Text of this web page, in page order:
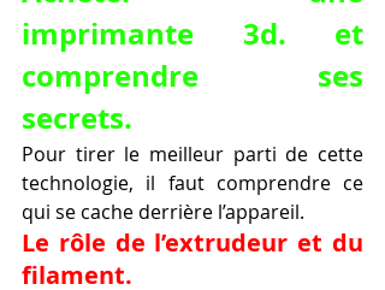
imprimante 3d. et
comprendre ses
secrets.
Pour tirer le meilleur parti de cette
technologie, il faut comprendre ce
qui se cache derrière l’appareil.
Le rôle de l’extrudeur et du
filament.